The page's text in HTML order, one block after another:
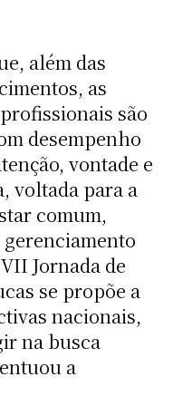
além das
as
são
desempenho
vontade e
voltada para a
comum,
gerenciamento
Jornada de
se propõe a
nacionais,
na busca
a